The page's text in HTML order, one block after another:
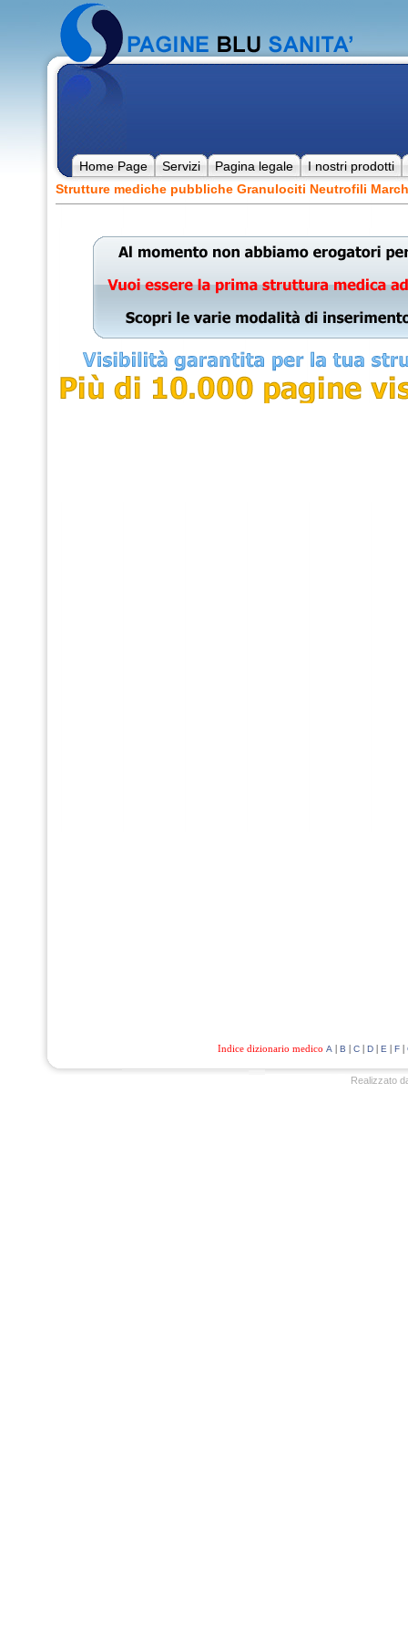
Home Page Servizi Pagina legale
I nostri prodotti
Strutture mediche pubbliche Granulociti Neutrofili
Indice dizionario medico A | B | C| D| E | F|
Realizzato